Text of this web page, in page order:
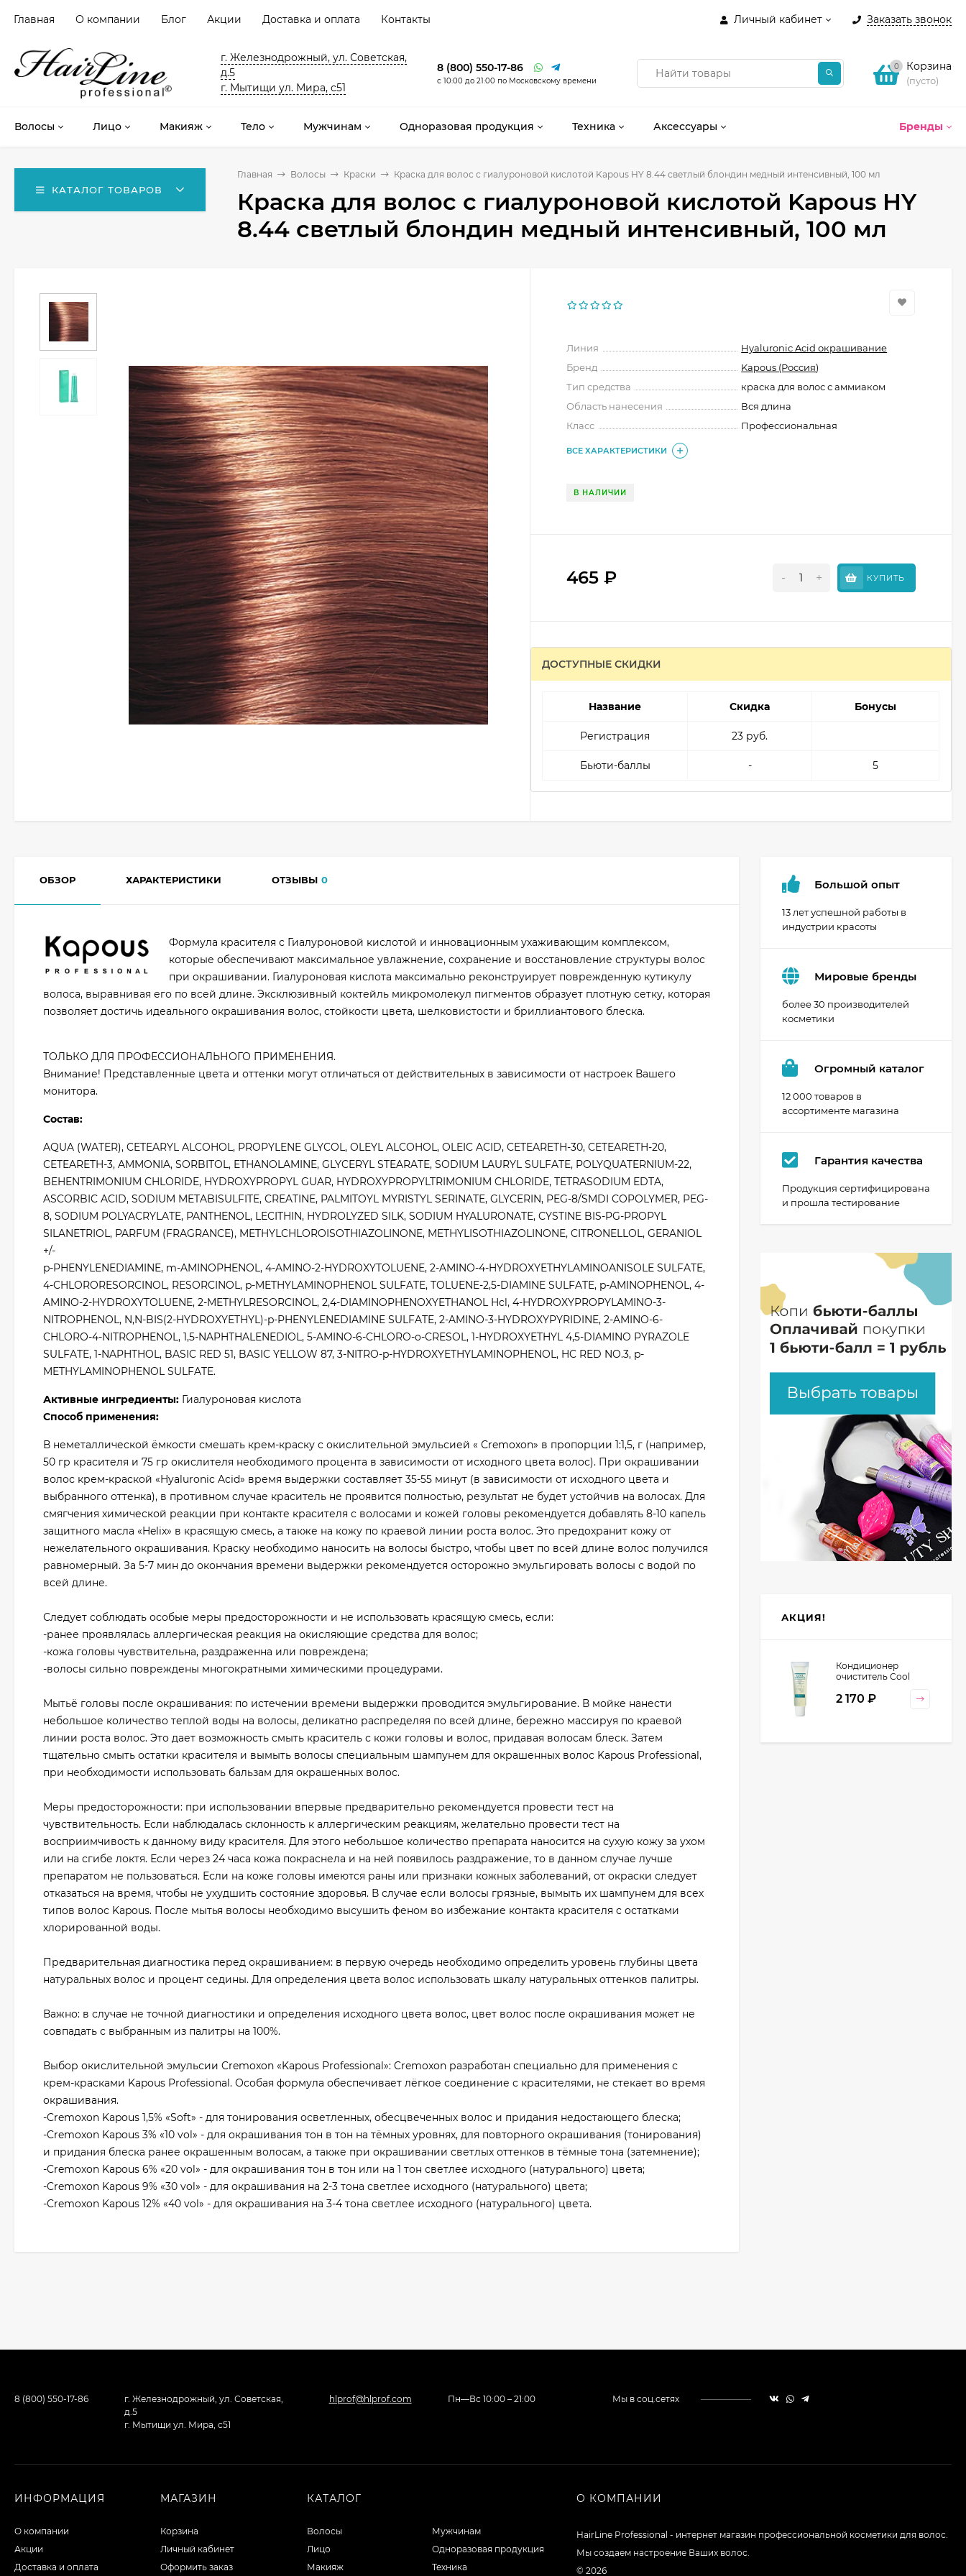
Личный кабинет Заказать звонок
Главная О компании Блог Акции Доставка и оплата Контакты
г. Железнодрожный, ул. Советская,
д.5
г. Мытищи ул. Мира, с51
8 (800) 550-17-86
с 10:00 до 21:00 по Московскому времени
0 Корзина
(пусто)
Бренды
Волосы Лицо Макияж Тело Мужчинам Одноразовая продукция Техника Аксессуары
КАТАЛОГ ТОВАРОВ
Главная Волосы Краски Краска для волос с гиалуроновой кислотой Kapous HY 8.44 светлый блондин медный интенсивный, 100 мл
Краска для волос с гиалуроновой кислотой Kapous HY
8.44 светлый блондин медный интенсивный, 100 мл
Линия
Hyaluronic Acid окрашивание
Бренд
Kapous (Россия)
Тип средства
краска для волос с аммиаком
Область нанесения
Вся длина
Класс
Профессиональная
ВСЕ ХАРАКТЕРИСТИКИ
В НАЛИЧИИ
465₽ - + КУПИТЬ
ДОСТУПНЫЕ СКИДКИ
Название Скидка Бонусы
Регистрация 23 руб.
Бьюти-баллы - 5
ОБЗОР ХАРАКТЕРИСТИКИ ОТЗЫВЫ 0
Формула красителя с Гиалуроновой кислотой и инновационным ухаживающим комплексом,
которые обеспечивают максимальное увлажнение, сохранение и восстановление структуры волос
при окрашивании. Гиалуроновая кислота максимально реконструирует поврежденную кутикулу
волоса, выравнивая его по всей длине. Эксклюзивный коктейль микромолекул пигментов образует плотную сетку, которая
позволяет достичь идеального окрашивания волос, стойкости цвета, шелковистости и бриллиантового блеска.
ТОЛЬКО ДЛЯ ПРОФЕССИОНАЛЬНОГО ПРИМЕНЕНИЯ.
Внимание! Представленные цвета и оттенки могут отличаться от действительных в зависимости от настроек Вашего
монитора.
Состав:
AQUA (WATER), CETEARYL ALCOHOL, PROPYLENE GLYCOL, OLEYL ALCOHOL, OLEIC ACID, CETEARETH-30, CETEARETH-20,
CETEARETH-3, AMMONIA, SORBITOL, ETHANOLAMINE, GLYCERYL STEARATE, SODIUM LAURYL SULFATE, POLYQUATERNIUM-22,
BEHENTRIMONIUM CHLORIDE, HYDROXYPROPYL GUAR, HYDROXYPROPYLTRIMONIUM CHLORIDE, TETRASODIUM EDTA,
ASCORBIC ACID, SODIUM METABISULFITE, CREATINE, PALMITOYL MYRISTYL SERINATE, GLYCERIN, PEG-8/SMDI COPOLYMER, PEG-
8, SODIUM POLYACRYLATE, PANTHENOL, LECITHIN, HYDROLYZED SILK, SODIUM HYALURONATE, CYSTINE BIS-PG-PROPYL
SILANETRIOL, PARFUM (FRAGRANCE), METHYLCHLOROISOTHIAZOLINONE, METHYLISOTHIAZOLINONE, CITRONELLOL, GERANIOL
+/-
p-PHENYLENEDIAMINE, m-AMINOPHENOL, 4-AMINO-2-HYDROXYTOLUENE, 2-AMINO-4-HYDROXYETHYLAMINOANISOLE SULFATE,
4-CHLORORESORCINOL, RESORCINOL, p-METHYLAMINOPHENOL SULFATE, TOLUENE-2,5-DIAMINE SULFATE, p-AMINOPHENOL, 4-
AMINO-2-HYDROXYTOLUENE, 2-METHYLRESORCINOL, 2,4-DIAMINOPHENOXYETHANOL Hcl, 4-HYDROXYPROPYLAMINO-3-
NITROPHENOL, N,N-BIS(2-HYDROXYETHYL)-p-PHENYLENEDIAMINE SULFATE, 2-AMINO-3-HYDROXYPYRIDINE, 2-AMINO-6-
CHLORO-4-NITROPHENOL, 1,5-NAPHTHALENEDIOL, 5-AMINO-6-CHLORO-o-CRESOL, 1-HYDROXYETHYL 4,5-DIAMINO PYRAZOLE
SULFATE, 1-NAPHTHOL, BASIC RED 51, BASIC YELLOW 87, 3-NITRO-p-HYDROXYETHYLAMINOPHENOL, HC RED NO.3, p-
METHYLAMINOPHENOL SULFATE.
Активные ингредиенты: Гиалуроновая кислота
Способ применения:
В неметаллической ёмкости смешать крем-краску с окислительной эмульсией « Сremoxon» в пропорции 1:1,5, г (например,
50 гр красителя и 75 гр окислителя необходимого процента в зависимости от исходного цвета волос). При окрашивании
волос крем-краской «Hyaluronic Acid» время выдержки составляет 35-55 минут (в зависимости от исходного цвета и
выбранного оттенка), в противном случае краситель не проявится полностью, результат не будет устойчив на волосах. Для
смягчения химической реакции при контакте красителя с волосами и кожей головы рекомендуется добавлять 8-10 капель
защитного масла «Helix» в красящую смесь, а также на кожу по краевой линии роста волос. Это предохранит кожу от
нежелательного окрашивания. Краску необходимо наносить на волосы быстро, чтобы цвет по всей длине волос получился
равномерный. За 5-7 мин до окончания времени выдержки рекомендуется осторожно эмульгировать волосы с водой по
всей длине.
Следует соблюдать особые меры предосторожности и не использовать красящую смесь, если:
-ранее проявлялась аллергическая реакция на окисляющие средства для волос;
-кожа головы чувствительна, раздраженна или повреждена;
-волосы сильно повреждены многократными химическими процедурами.
Мытьё головы после окрашивания: по истечении времени выдержки проводится эмульгирование. В мойке нанести
небольшое количество теплой воды на волосы, деликатно распределяя по всей длине, бережно массируя по краевой
линии роста волос. Это дает возможность смыть краситель с кожи головы и волос, придавая волосам блеск. Затем
тщательно смыть остатки красителя и вымыть волосы специальным шампунем для окрашенных волос Kapous Professional,
при необходимости использовать бальзам для окрашенных волос.
Меры предосторожности: при использовании впервые предварительно рекомендуется провести тест на
чувствительность. Если наблюдалась склонность к аллергическим реакциям, желательно провести тест на
восприимчивость к данному виду красителя. Для этого небольшое количество препарата наносится на сухую кожу за ухом
или на сгибе локтя. Если через 24 часа кожа покраснела и на ней появилось раздражение, то в данном случае лучше
препаратом не пользоваться. Если на коже головы имеются раны или признаки кожных заболеваний, от окраски следует
отказаться на время, чтобы не ухудшить состояние здоровья. В случае если волосы грязные, вымыть их шампунем для всех
типов волос Kapous. После мытья волосы необходимо высушить феном во избежание контакта красителя с остатками
хлорированной воды.
Предварительная диагностика перед окрашиванием: в первую очередь необходимо определить уровень глубины цвета
натуральных волос и процент седины. Для определения цвета волос использовать шкалу натуральных оттенков палитры.
Важно: в случае не точной диагностики и определения исходного цвета волос, цвет волос после окрашивания может не
совпадать с выбранным из палитры на 100%.
Выбор окислительной эмульсии Cremoxon «Kapous Professional»: Cremoxon разработан специально для применения с
крем-красками Kapous Professional. Особая формула обеспечивает лёгкое соединение с красителями, не стекает во время
окрашивания.
-Cremoxon Kapous 1,5% «Soft» - для тонирования осветленных, обесцвеченных волос и придания недостающего блеска;
-Cremoxon Kapous 3% «10 vol» - для окрашивания тон в тон на тёмных уровнях, для повторного окрашивания (тонирования)
и придания блеска ранее окрашенным волосам, а также при окрашивании светлых оттенков в тёмные тона (затемнение);
-Cremoxon Kapous 6% «20 vol» - для окрашивания тон в тон или на 1 тон светлее исходного (натурального) цвета;
-Cremoxon Kapous 9% «30 vol» - для окрашивания на 2-3 тона светлее исходного (натурального) цвета;
-Cremoxon Kapous 12% «40 vol» - для окрашивания на 3-4 тона светлее исходного (натурального) цвета.
Большой опыт
13 лет успешной работы в
индустрии красоты
Мировые бренды
более 30 производителей
косметики
Огромный каталог
12 000 товаров в
ассортименте магазина
Гарантия качества
Продукция сертифицирована
и прошла тестирование
АКЦИЯ!
Кондиционер
очиститель Cool
Cosmetics, 130 гр
2 170 ₽
8 (800) 550-17-86
г. Железнодрожный, ул. Советская,
д.5
г. Мытищи ул. Мира, с51
hlprof@hlprof.com Пн—Вс 10:00 – 21:00 Мы в соц.сетях
ИНФОРМАЦИЯ
О компании
Акции
Доставка и оплата
МАГАЗИН
Корзина
Личный кабинет
Оформить заказ
КАТАЛОГ
Волосы
Лицо
Макияж
Мужчинам
Одноразовая продукция
Техника
О КОМПАНИИ
HairLine Professional - интернет магазин профессиональной косметики для волос.
Мы создаем настроение Ваших волос.
© 2026